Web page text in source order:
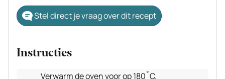
Stel direct je vraag over dit recept
Instructies
Verwarm de oven voor op 180˚C.